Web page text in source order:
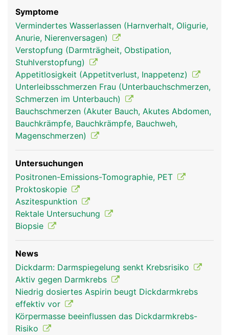
Symptome
Vermindertes Wasserlassen (Harnverhalt, Oligurie,
Anurie, Nierenversagen)
Verstopfung (Darmträgheit, Obstipation,
Stuhlverstopfung)
Appetitlosigkeit (Appetitverlust, Inappetenz)
Unterleibsschmerzen Frau (Unterbauchschmerzen,
Schmerzen im Unterbauch)
Bauchschmerzen (Akuter Bauch, Akutes Abdomen,
Bauchkrämpfe, Bauchkrämpfe, Bauchweh,
Magenschmerzen)
Untersuchungen
Positronen-Emissions-Tomographie, PET
Proktoskopie
Aszitespunktion
Rektale Untersuchung
Biopsie
News
Dickdarm: Darmspiegelung senkt Krebsrisiko
Aktiv gegen Darmkrebs
Niedrig dosiertes Aspirin beugt Dickdarmkrebs
effektiv vor
Körpermasse beeinflussen das Dickdarmkrebs-
Risiko